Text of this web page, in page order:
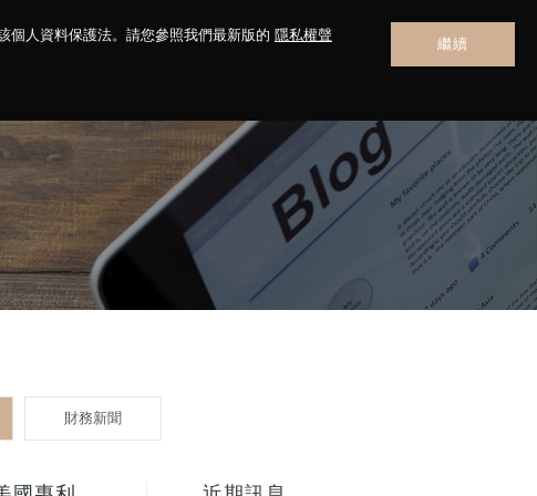
個人資料保護法。請您參照我們最新版的 隱私權聲
繼續
息 聯絡我們
財務新聞